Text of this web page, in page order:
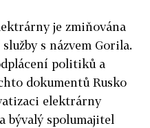
je zmiňována
s názvem Gorila.
politiků a
dokumentů Rusko
elektrárny
bývalý spolumajitel